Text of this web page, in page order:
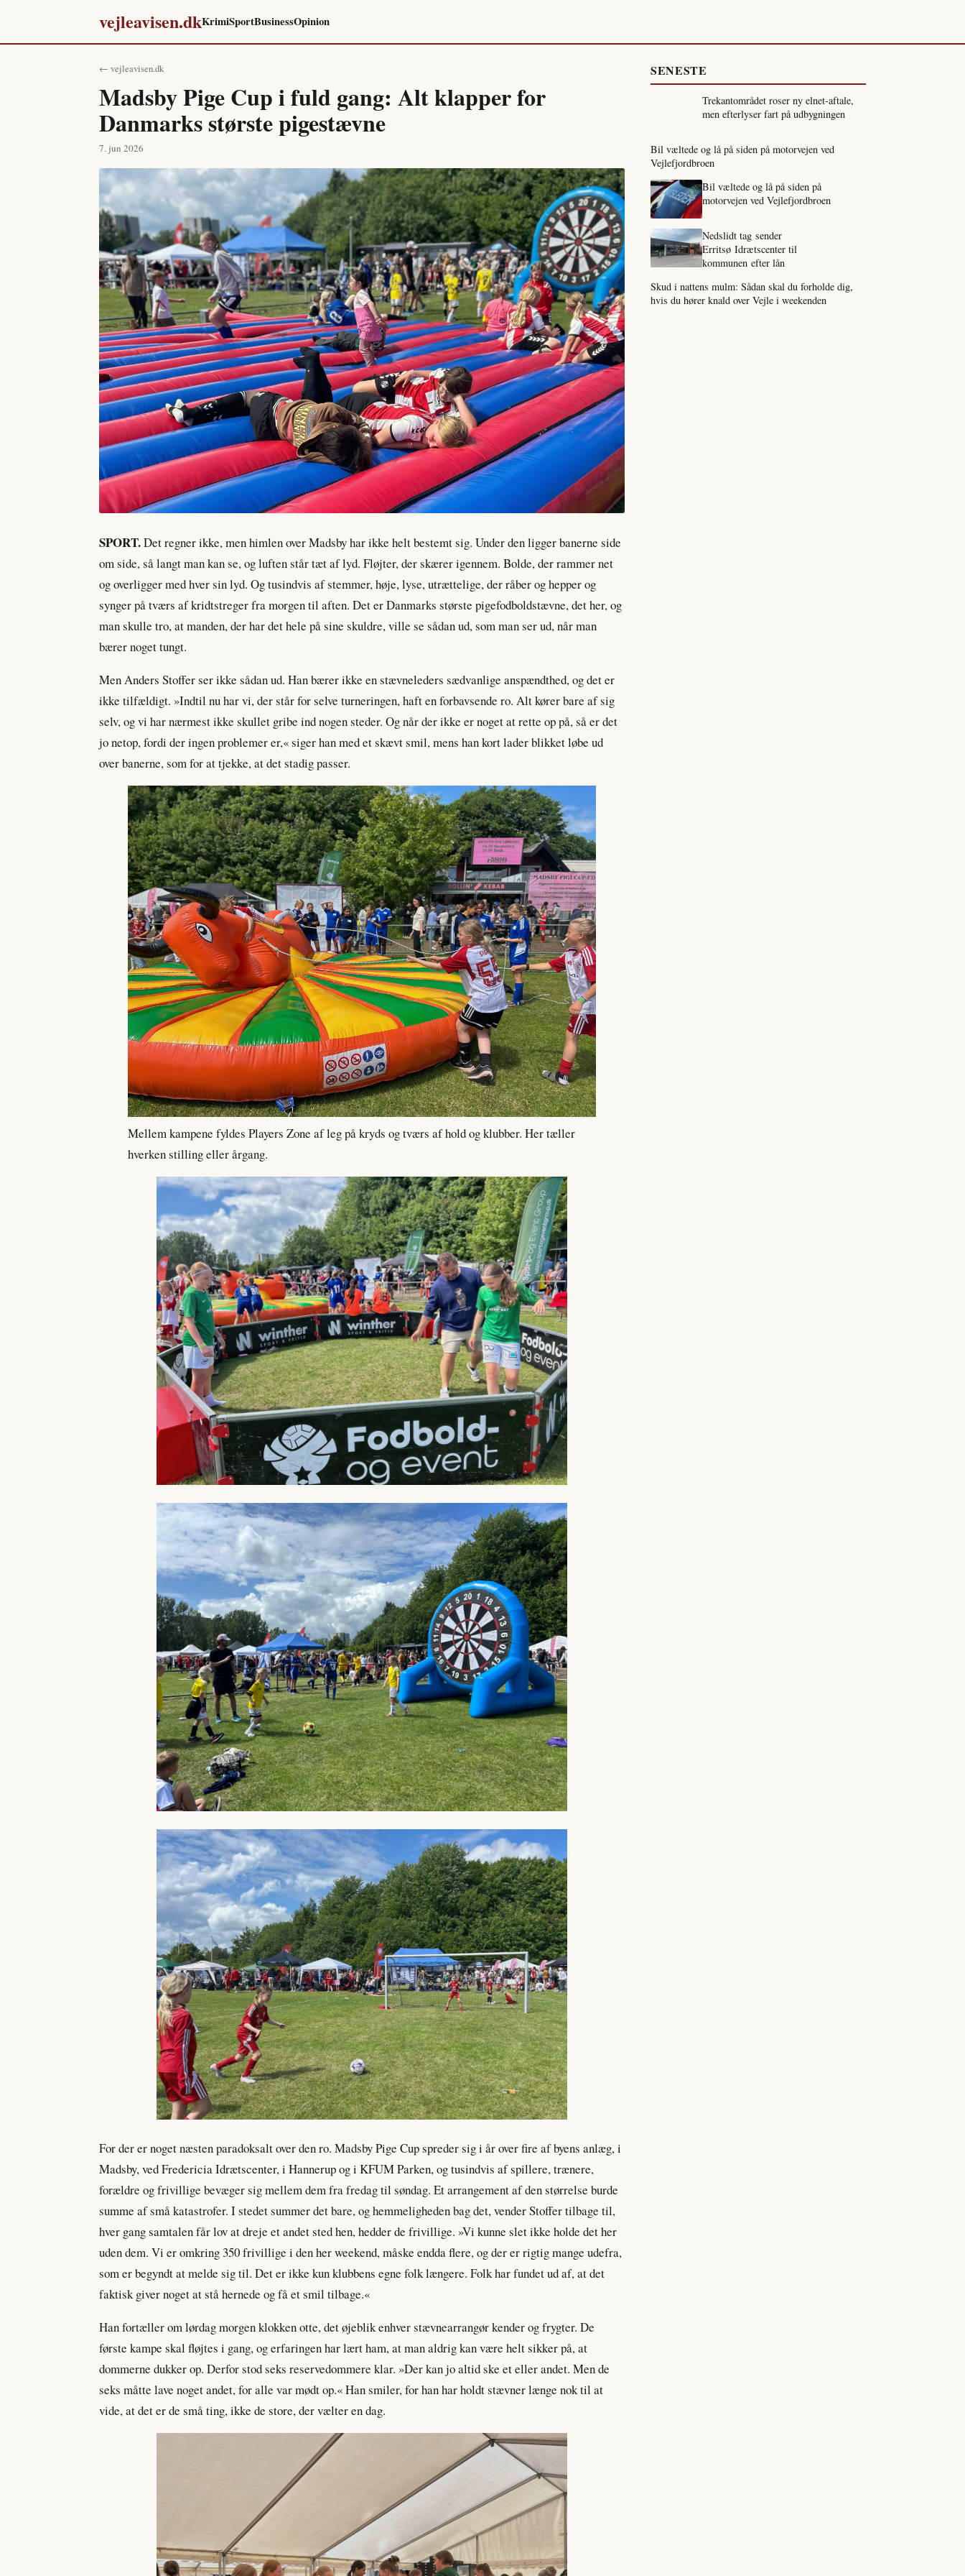
vejleavisen.dkKrimiSportBusinessOpinion
← vejleavisen.dk
Madsby Pige Cup i fuld gang: Alt klapper for
Danmarks største pigestævne
7. jun 2026
SPORT.Det regner ikke, men himlen over Madsby har ikke helt bestemt sig. Under den ligger banerne side
om side, så langt man kan se, og luften står tæt af lyd. Fløjter, der skærer igennem. Bolde, der rammer net
og overligger med hver sin lyd. Og tusindvis af stemmer, høje, lyse, utrættelige, der råber og hepper og
synger på tværs af kridtstreger fra morgen til aften. Det er Danmarks største pigefodboldstævne, det her, og
man skulle tro, at manden, der har det hele på sine skuldre, ville se sådan ud, som man ser ud, når man
bærer noget tungt.
Men Anders Stoffer ser ikke sådan ud. Han bærer ikke en stævneleders sædvanlige anspændthed, og det er
ikke tilfældigt. »Indtil nu har vi, der står for selve turneringen, haft en forbavsende ro. Alt kører bare af sig
selv, og vi har nærmest ikke skullet gribe ind nogen steder. Og når der ikke er noget at rette op på, så er det
jo netop, fordi der ingen problemer er,« siger han med et skævt smil, mens han kort lader blikket løbe ud
over banerne, som for at tjekke, at det stadig passer.
Mellem kampene fyldes Players Zone af leg på kryds og tværs af hold og klubber. Her tæller
hverken stilling eller årgang.
For der er noget næsten paradoksalt over den ro. Madsby Pige Cup spreder sig i år over fire af byens anlæg, i
Madsby, ved Fredericia Idrætscenter, i Hannerup og i KFUM Parken, og tusindvis af spillere, trænere,
forældre og frivillige bevæger sig mellem dem fra fredag til søndag. Et arrangement af den størrelse burde
summe af små katastrofer. I stedet summer det bare, og hemmeligheden bag det, vender Stoffer tilbage til,
hver gang samtalen får lov at dreje et andet sted hen, hedder de frivillige. »Vi kunne slet ikke holde det her
uden dem. Vi er omkring 350 frivillige i den her weekend, måske endda flere, og der er rigtig mange udefra,
som er begyndt at melde sig til. Det er ikke kun klubbens egne folk længere. Folk har fundet ud af, at det
faktisk giver noget at stå hernede og få et smil tilbage.«
Han fortæller om lørdag morgen klokken otte, det øjeblik enhver stævnearrangør kender og frygter. De
første kampe skal fløjtes i gang, og erfaringen har lært ham, at man aldrig kan være helt sikker på, at
dommerne dukker op. Derfor stod seks reservedommere klar. »Der kan jo altid ske et eller andet. Men de
seks måtte lave noget andet, for alle var mødt op.« Han smiler, for han har holdt stævner længe nok til at
vide, at det er de små ting, ikke de store, der vælter en dag.
SENESTE
Trekantområdet roser ny elnet-aftale,
men efterlyser fart på udbygningen
Bil væltede og lå på siden på motorvejen ved
Vejlefjordbroen
Bil væltede og lå på siden på
motorvejen ved Vejlefjordbroen
Nedslidt tag sender
Erritsø Idrætscenter til
kommunen efter lån
Skud i nattens mulm: Sådan skal du forholde dig,
hvis du hører knald over Vejle i weekenden